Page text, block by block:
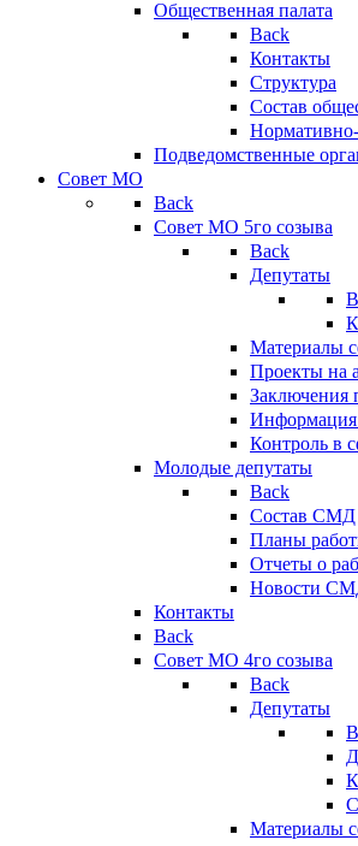
Общественная палата
Back
Контакты
Структура
Состав
Подведомственные
Совет МО
Back
Совет МО 5го созыва
Back
Депутаты
Материалы
Проекты на
Заключения
Информация
Контроль в
Молодые депутаты
Back
Состав СМД
Планы
Отчеты о
Новости
Контакты
Back
Совет МО 4го созыва
Back
Депутаты
Материалы